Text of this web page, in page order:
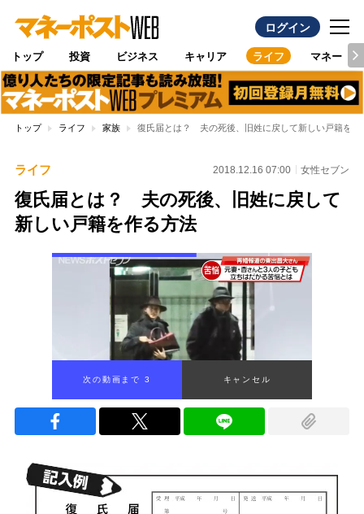
ログイン
トップ 投資 ビジネス キャリア ライフ マネー
トップ ライフ 家族 復氏届とは？ 夫の死後、旧姓に戻して新しい戸籍を作
ライフ 2018.12.16 07:00 女性セブン
復氏届とは？ 夫の死後、旧姓に戻して
新しい戸籍を作る方法
次の動画まで 2 キャンセル